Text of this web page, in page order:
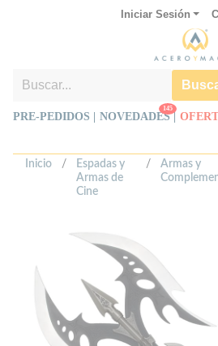
Iniciar Sesión
PRE-PEDIDOS | NOVEDADES
145
|
Inicio /
Espadas y
Armas de
Cine
/ Armas y